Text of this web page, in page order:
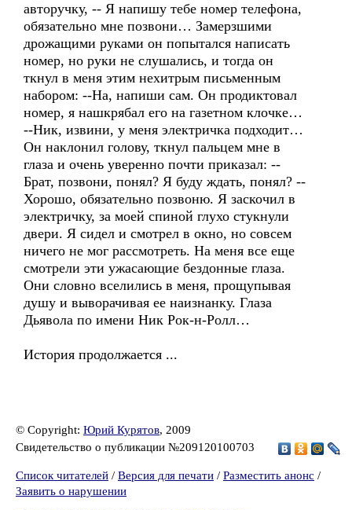
авторучку, -- Я напишу тебе номер телефона,
обязательно мне позвони… Замерзшими
дрожащими руками он попытался написать
номер, но руки не слушались, и тогда он
ткнул в меня этим нехитрым письменным
набором: --На, напиши сам. Он продиктовал
номер, я нашкрябал его на газетном клочке…
--Ник, извини, у меня электричка подходит…
Он наклонил голову, ткнул пальцем мне в
глаза и очень уверенно почти приказал: --
Брат, позвони, понял? Я буду ждать, понял? --
Хорошо, обязательно позвоню. Я заскочил в
электричку, за моей спиной глухо стукнули
двери. Я сидел и смотрел в окно, но совсем
ничего не мог рассмотреть. На меня все еще
смотрели эти ужасающие бездонные глаза.
Они словно вселились в меня, прощупывая
душу и выворачивая ее наизнанку. Глаза
Дьявола по имени Ник Рок-н-Ролл…
История продолжается ...
© Copyright: Юрий Курятов, 2009
Свидетельство о публикации №209120100703
Список читателей / Версия для печати / Разместить анонс /
Заявить о нарушении